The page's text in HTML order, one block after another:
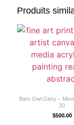
Produits
Barn Owl Glory –
20
$500.00